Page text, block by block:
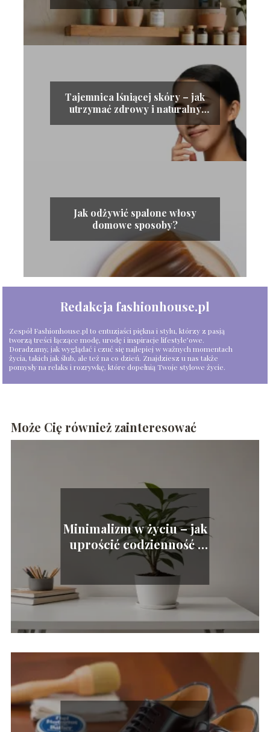
Tajemnica lśniącej skóry – jak
utrzymać zdrowy i naturalny
Jak odżywić spalone włosy
domowe sposoby?
Redakcja fashionhouse.pl
Zespół Fashionhouse.pl to entuzjaści piękna i stylu, którzy z pasją
tworzą treści łączące modę, urodę i inspiracje lifestyle’owe.
Doradzamy, jak wyglądać i czuć się najlepiej w ważnych momentach
życia, takich jak ślub, ale też na co dzień. Znajdziesz u nas także
pomysły na relaks i rozrywkę, które dopełnią Twoje stylowe życie.
Może Cię również zainteresować
Minimalizm w życiu – jak
uprościć codzienność i
cieszyć się prostotą